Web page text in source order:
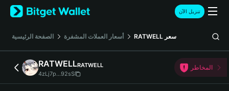
English
日本語
Русский
Español (Latinoamérica)
Türkçe
تنزيل الآن
الصفحة الرئيسية أسعار العملات المشفرة RATWELL سعر
RATWELLRATWELL
4zLj7p...92sS
المخاطر